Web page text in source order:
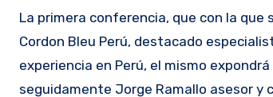
La primera conferencia, que con la
Cordon Bleu Perú, destacado
experiencia en Perú, el mismo
seguidamente Jorge Ramallo asesor y